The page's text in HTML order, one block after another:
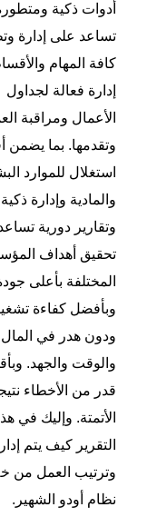
أدوات ذكية
تساعد على إدارة
كافة المهام
إدارة فعالة لجداول
الأعمال ومراقبة
وتقدمها. بما يضمن
استغلال للموارد
والمادية وإدارة ذكية
وتقارير دورية
تحقيق أهداف
المختلفة بأعلى
وبأفضل كفاءة
ودون هدر في المال
والوقت والجهد.
قدر من الأخطاء
الأتمتة. وإليك في هذا
التقرير كيف يتم
وترتيب العمل من
نظام أودو الشهير.